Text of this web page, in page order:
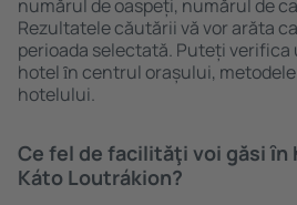
numărul de oaspeți, numărul de
Rezultatele căutării vă vor arăta
perioada selectată. Puteți verifica
hotel ȋn centrul orașului,
hotelului.
Ce fel de facilităţi voi găsi ȋn
Káto Loutrákion?